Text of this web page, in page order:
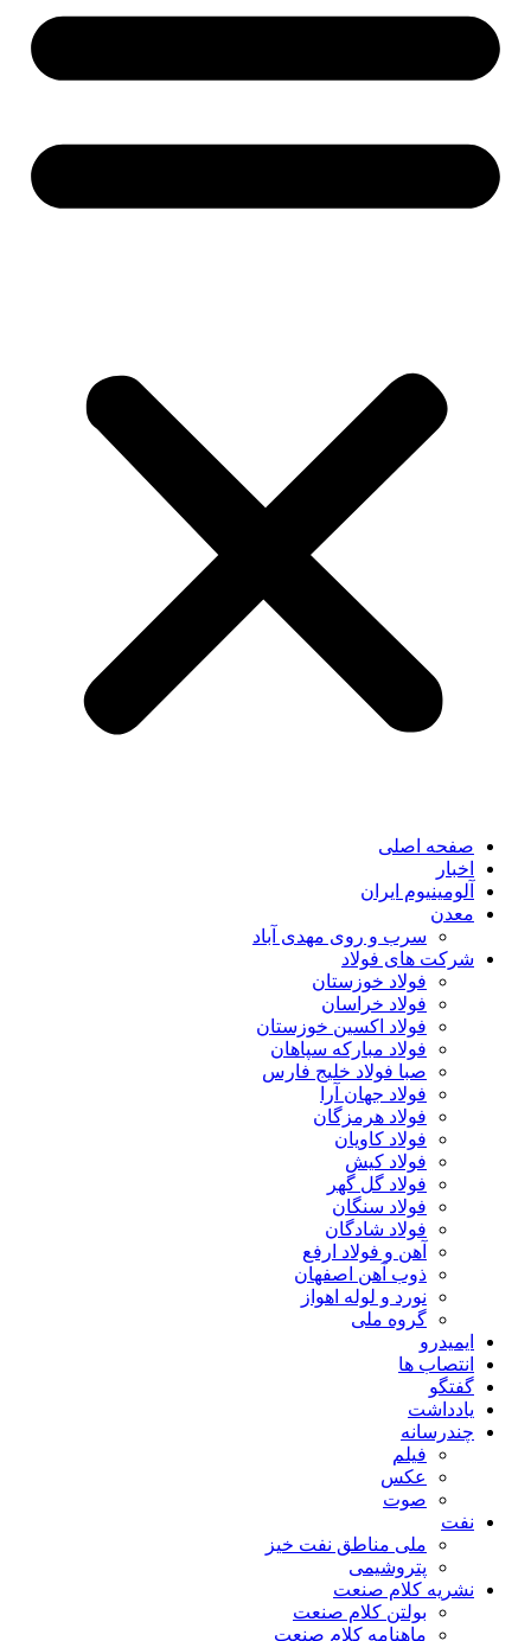
صفحه اصلی
اخبار
آلومینیوم ایران
معدن
سرب و روی مهدی آباد
شرکت های فولاد
فولاد خوزستان
فولاد خراسان
فولاد اکسین خوزستان
فولاد مبارکه سپاهان
صبا فولاد خلیج فارس
فولاد جهان آرا
فولاد هرمزگان
فولاد کاویان
فولاد کیش
فولاد گل گهر
فولاد سنگان
فولاد شادگان
آهن و فولاد ارفع
ذوب آهن اصفهان
نورد و لوله اهواز
گروه ملی
ایمیدرو
انتصاب ها
گفتگو
یادداشت
چندرسانه
فیلم
عکس
صوت
نفت
ملی مناطق نفت خیز
پتروشیمی
نشریه کلام صنعت
بولتن کلام صنعت
ماهنامه کلام صنعت